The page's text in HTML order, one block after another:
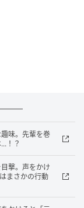
並んで歩いて
味。先輩を巻
！？
撃。声をかけ
まさかの行動